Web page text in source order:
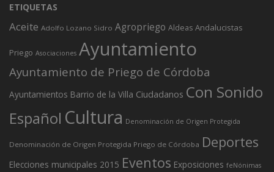
ETIQUETAS
Aceite Adolfo Lozano Sidro Agropriego Aldeas Andalucistas
Priego Asociaciones Ayuntamiento
Ayuntamiento de Priego de Córdoba
Ayuntamientos Barrio de la Villa Ciudadanos Con Sonido
Español Cultura Denominación de Origen Protegida
Denominación de Origen Protegida Priego de Córdoba Deportes
Elecciones municipales 2015 Eventos Exposiciones feNónimas